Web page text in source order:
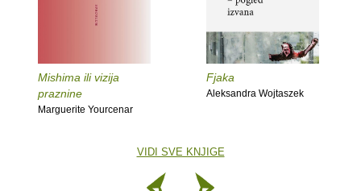
Mishima ili vizija
praznine
Marguerite Yourcenar
Fjaka
Aleksandra Wojtaszek
VIDI SVE KNJIGE